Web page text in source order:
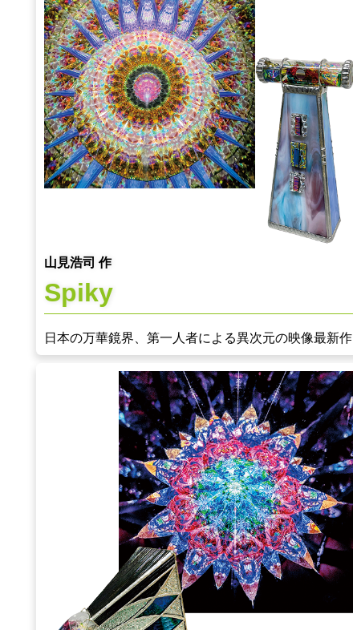
山見浩司 作
Spiky
日本の万華鏡界、第一人者による異次元の映像最新作